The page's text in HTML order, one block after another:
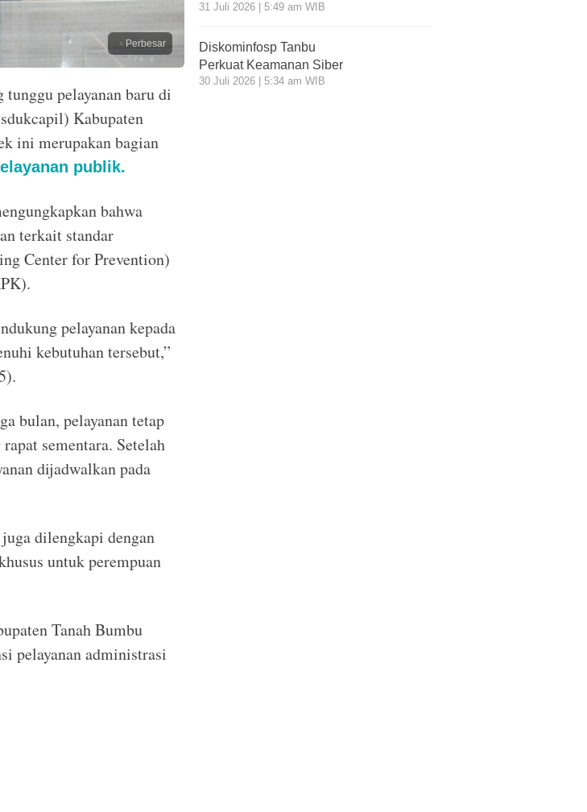
Perbesar
tunggu pelayanan baru di
Kabupaten
ini merupakan bagian
publik.
bahwa
terkait standar
Center for Prevention)
pelayanan kepada
kebutuhan tersebut,”
bulan, pelayanan tetap
sementara. Setelah
dijadwalkan pada
dilengkapi dengan
untuk perempuan
Tanah Bumbu
pelayanan administrasi
31 Juli 2026 | 5:49 am WIB
Diskominfosp Tanbu
Perkuat Keamanan Siber
30 Juli 2026 | 5:34 am WIB